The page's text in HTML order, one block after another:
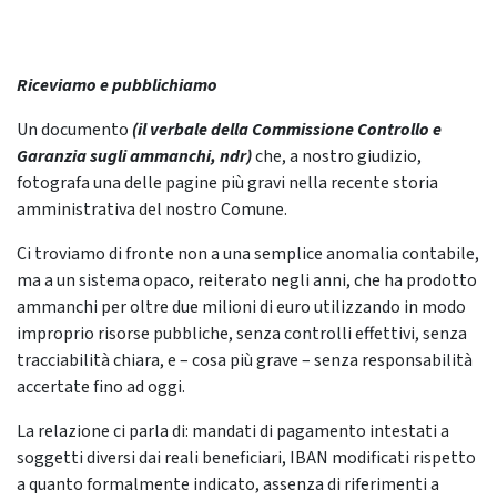
Riceviamo e pubblichiamo
Un documento (il verbale della Commissione Controllo e
Garanzia sugli ammanchi, ndr)che, a nostro giudizio,
fotografa una delle pagine più gravi nella recente storia
amministrativa del nostro Comune.
Ci troviamo di fronte non a una semplice anomalia contabile,
ma a un sistema opaco, reiterato negli anni, che ha prodotto
ammanchi per oltre due milioni di euro utilizzando in modo
improprio risorse pubbliche, senza controlli effettivi, senza
tracciabilità chiara, e – cosa più grave – senza responsabilità
accertate fino ad oggi.
La relazione ci parla di: mandati di pagamento intestati a
soggetti diversi dai reali beneficiari, IBAN modificati rispetto
a quanto formalmente indicato, assenza di riferimenti a